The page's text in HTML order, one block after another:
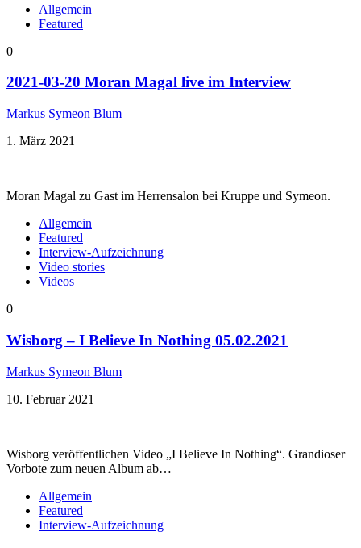
Allgemein
Featured
0
2021-03-20 Moran Magal live im Interview
Markus Symeon Blum
1. März 2021
Moran Magal zu Gast im Herrensalon bei Kruppe und Symeon.
Allgemein
Featured
Interview-Aufzeichnung
Video stories
Videos
0
Wisborg – I Believe In Nothing 05.02.2021
Markus Symeon Blum
10. Februar 2021
Wisborg veröffentlichen Video „I Believe In Nothing“. Grandioser
Vorbote zum neuen Album ab…
Allgemein
Featured
Interview-Aufzeichnung